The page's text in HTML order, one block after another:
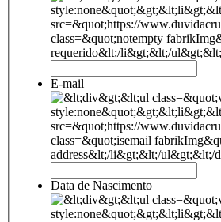
E-mail
Data de Nascimento